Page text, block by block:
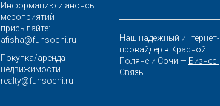
Информацию и анонсы
мероприятий
присылайте:
afisha@funsochi.ru
Покупка/аренда
недвижимости
realty@funsochi.ru
Наш надежный интернет-
провайдер в Красной
Поляне и Сочи — Бизнес-
Связь